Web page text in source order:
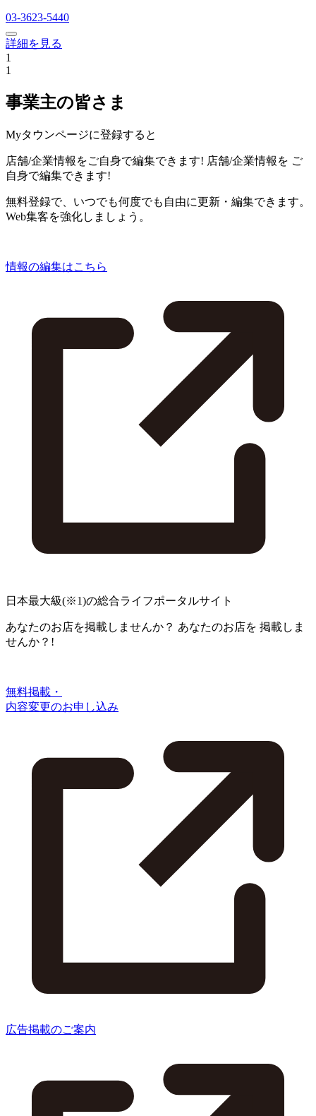
03-3623-5440
詳細を見る
1
1
事業主の皆さま
Myタウンページに登録すると
店舗/企業情報をご自身で編集できます! 店舗/企業情報を ご
自身で編集できます!
無料登録で、いつでも何度でも自由に更新・編集できます。
Web集客を強化しましょう。
情報の編集はこちら
日本最大級(※1)の総合ライフポータルサイト
あなたのお店を掲載しませんか？ あなたのお店を 掲載しま
せんか？!
無料掲載・
内容変更のお申し込み
広告掲載のご案内